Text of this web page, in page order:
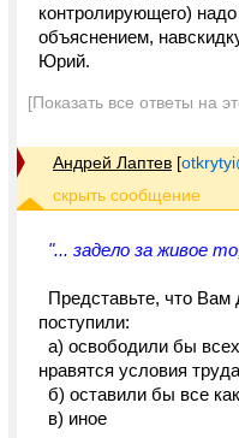
контролирующего)
объяснением,
Юрий.
[Показать все ответы на
Андрей Лаптев [
"... задело за живое
Представьте, что
поступили:
а) освободили бы
нравятся условия
б) оставили бы все
в) иное